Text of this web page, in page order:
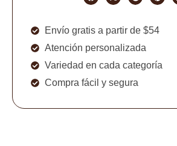
Envío gratis a partir de $54
Atención personalizada
Variedad en cada categoría
Compra fácil y segura